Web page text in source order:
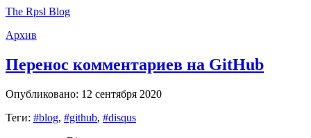
The Rpsl Blog
Архив
Перенос комментариев на GitHub
Опубликовано: 12 сентября 2020
Теги: #blog, #github, #disqus